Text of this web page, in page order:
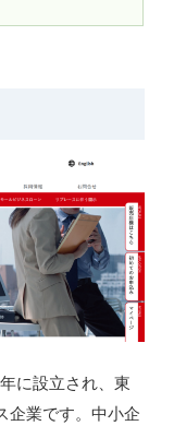
に設立され、東
企業です。中小企